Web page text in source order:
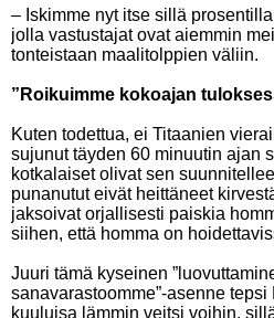
– Iskimme nyt itse sillä
jolla vastustajat ovat aiemmin
tonteistaan maalitolppien väliin.
”Roikuimme kokoajan
Kuten todettua, ei Titaanien
sujunut täyden 60 minuutin ajan
kotkalaiset olivat sen
punanutut eivät heittäneet
jaksoivat orjallisesti paiskia
siihen, että homma on
Juuri tämä kyseinen
sanavarastoomme”-asenne
kuuluisa lämmin veitsi voihin,